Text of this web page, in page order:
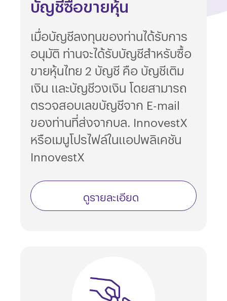
บัญชีซื้อขายหุ้น
เมื่อบัญชีลงทุนของท่านได้รับการ
อนุมัติ ท่านจะได้รับบัญชีสำหรับซื้อ
ขายหุ้นไทย 2 บัญชี คือ บัญชีเติม
เงิน และบัญชีวงเงิน โดยสามารถ
ตรวจสอบเลขบัญชีจาก E-mail
ของท่านที่ส่งจากบล. InnovestX
หรือเมนูโปรไฟล์ในแอปพลิเคชัน
InnovestX
ดูรายละเอียด